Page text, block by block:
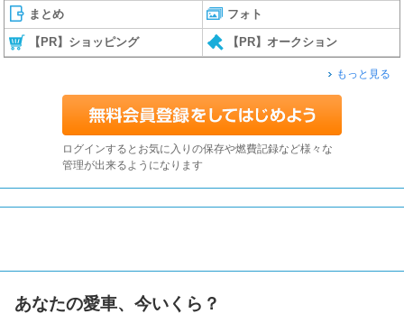
まとめ フォト
【PR】ショッピング 【PR】オークション
もっと見る
ログインするとお気に入りの保存や燃費記録など様々な
管理が出来るようになります
あなたの愛車、今いくら？